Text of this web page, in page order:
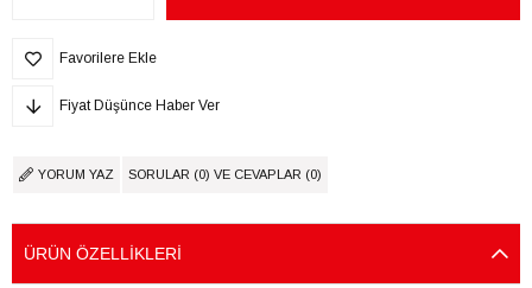
Favorilere Ekle
Fiyat Düşünce Haber Ver
YORUM YAZ SORULAR (0) VE CEVAPLAR (0)
ÜRÜN ÖZELLIKLERI